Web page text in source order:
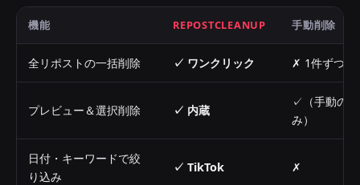
機能 REPOSTCLEANUP 手動削除
全リポストの一括削除 ✓ ワンクリック ✗ 1件ずつ
プレビュー＆選択削除 ✓ 内蔵
✓（手動の
み）
日付・キーワードで絞
り込み
✓ TikTok ✗